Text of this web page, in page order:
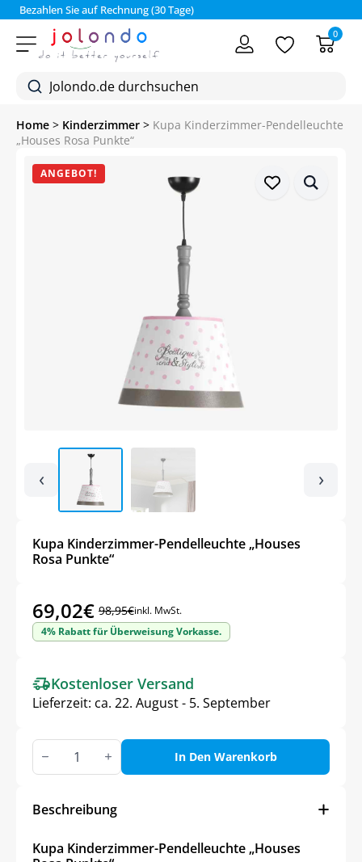
Bezahlen Sie auf Rechnung (30 Tage)
0
Home > Kinderzimmer > Kupa Kinderzimmer-Pendelleuchte
„Houses Rosa Punkte“
ANGEBOT!
‹ ›
Kupa Kinderzimmer-Pendelleuchte „Houses
Rosa Punkte“
98,95€
Ursprünglicher
Preis
98,95€
69,02€
Aktueller
Preis
69,02€.
inkl. MwSt.
4% Rabatt für Überweisung Vorkasse.
Kostenloser Versand
Lieferzeit: ca. 22. August - 5. September
Kupa
Kinderzimmer-
Pendelleuchte
Punkte“
In Den Warenkorb
Beschreibung
Kupa Kinderzimmer-Pendelleuchte „Houses